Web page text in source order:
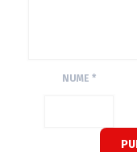
NUME *